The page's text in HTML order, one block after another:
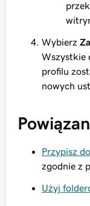
Wybierz
Wszystkie
profilu
nowych
Przypisz
zgodnie z
Użyj